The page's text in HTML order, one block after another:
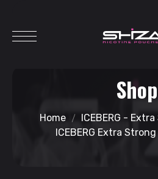
Shop
Home
ICEBERG -
ICEBERG Extra